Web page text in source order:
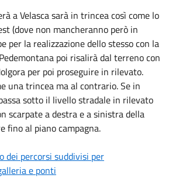
a Velasca sarà in trincea così come lo
(dove non mancheranno però in
per la realizzazione dello stesso con la
poi risalirà dal terreno con
per poi proseguire in rilevato.
una trincea ma al contrario. Se in
sotto il livello stradale in rilevato
scarpate a destra e a sinistra della
fino al piano campagna.
dei percorsi suddivisi per
e ponti